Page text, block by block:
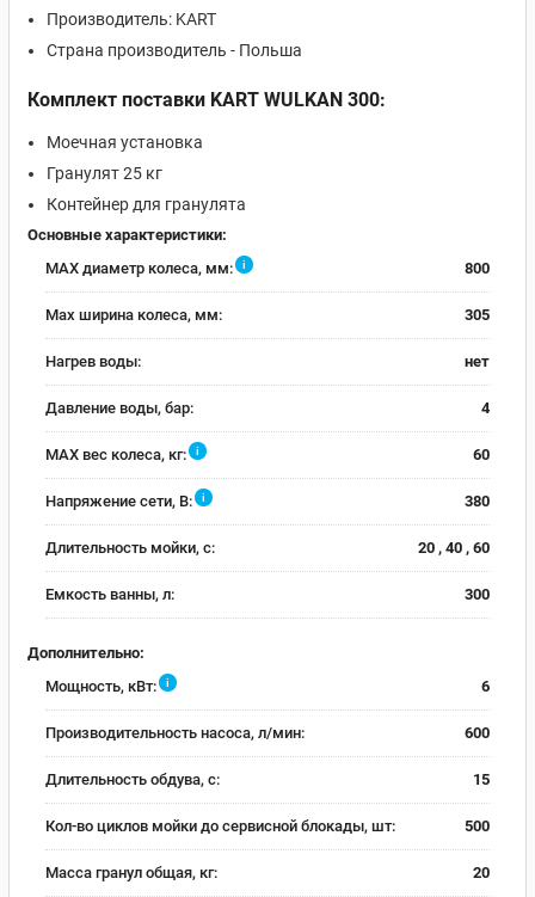
Производитель: KART
Страна производитель - Польша
Комплект поставки KART WULKAN 300:
Моечная установка
Гранулят 25 кг
Контейнер для гранулята
Основные характеристики:
MAX диаметр колеса, мм:
i 800
Max ширина колеса, мм: 305
Нагрев воды: нет
Давление воды, бар: 4
MAX вес колеса, кг: i 60
Напряжение сети, В: i 380
Длительность мойки, с: 20 , 40 , 60
Емкость ванны, л: 300
Дополнительно:
Мощность, кВт:
i 6
Производительность насоса, л/мин: 600
Длительность обдува, с: 15
Кол-во циклов мойки до сервисной блокады, шт: 500
Масса гранул общая, кг: 20